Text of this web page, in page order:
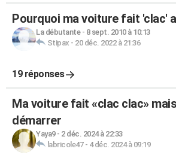
Pourquoi ma voiture fait 'clac'
La débutante- 8 sept. 2010 à 10:13
Stipax - 20 déc. 2022 à 21:36
19 réponses
Ma voiture fait «clac clac»
démarrer
Yaya9- 2 déc. 2024 à 22:33
labricole47- 4 déc. 2024 à 09:19